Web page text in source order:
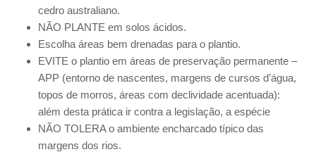
cedro australiano.
NÃO PLANTE em solos ácidos.
Escolha áreas bem drenadas para o plantio.
EVITE o plantio em áreas de preservação permanente –
APP (entorno de nascentes, margens de cursos d’água,
topos de morros, áreas com declividade acentuada):
além desta prática ir contra a legislação, a espécie
NÃO TOLERA o ambiente encharcado típico das
margens dos rios.